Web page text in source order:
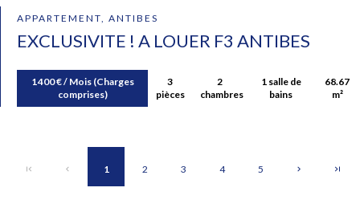
APPARTEMENT, ANTIBES
EXCLUSIVITE ! A LOUER F3 ANTIBES
1 400 € / Mois (Charges
comprises)
3
pièces
2
chambres
1 salle de
bains
68.67
m²
1 2 3 4 5